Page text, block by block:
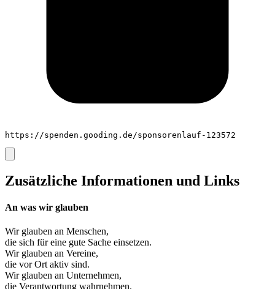
https://spenden.gooding.de/sponsorenlauf-123572
Zusätzliche Informationen und Links
An was wir glauben
Wir glauben an Menschen,
die sich für eine gute Sache einsetzen.
Wir glauben an Vereine,
die vor Ort aktiv sind.
Wir glauben an Unternehmen,
die Verantwortung wahrnehmen.